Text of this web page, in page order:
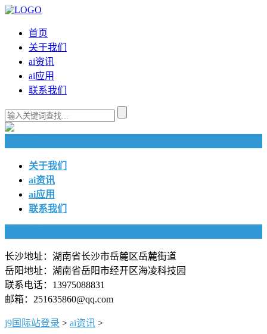
首页
关于我们
ai资讯
ai应用
联系我们
关于我们
ai资讯
ai应用
联系我们
长沙地址：湖南省长沙市岳麓区岳麓街道
岳阳地址：湖南省岳阳市经开区海凌科技园
联系电话：13975088831
邮箱：251635860@qq.com
j9国际站登录 > ai资讯 >